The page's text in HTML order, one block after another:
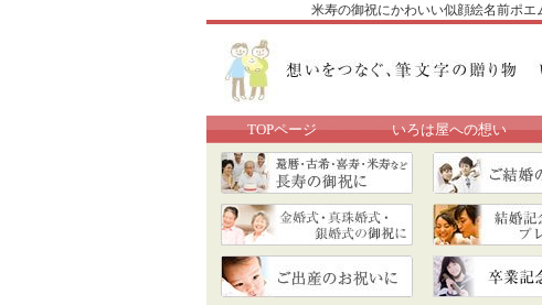
米寿の御祝にかわいい似顔絵名前ポエ
TOPページ いろは屋への想い